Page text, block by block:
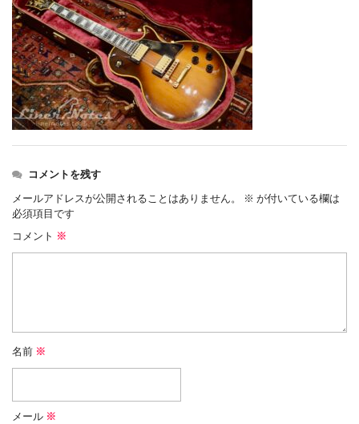
コメントを残す
メールアドレスが公開されることはありません。 ※ が付いている欄は
必須項目です
コメント ※
名前 ※
メール ※